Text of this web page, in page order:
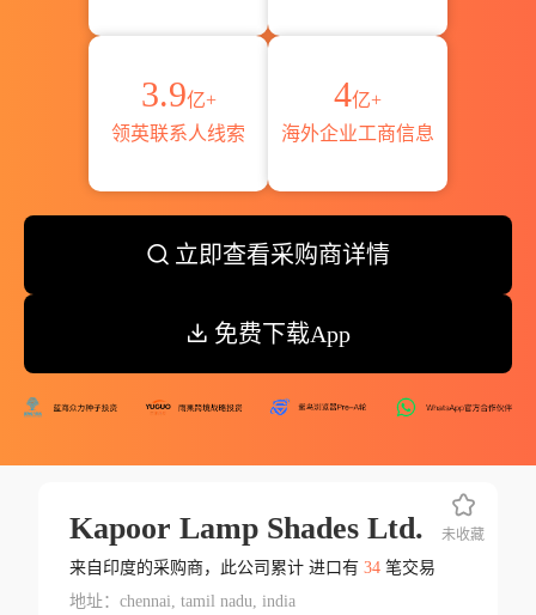
3.9亿+
领英联系人线索
4亿+
海外企业工商信息
立即查看采购商详情
免费下载App
Kapoor Lamp Shades Ltd.
来自印度的采购商，此公司累计 进口有 34笔交易
地址：chennai, tamil nadu, india
未收藏